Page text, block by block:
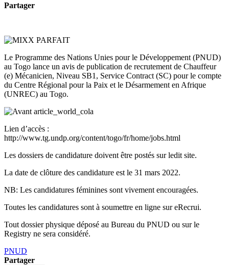
Partager
Le Programme des Nations Unies pour le Développement (PNUD)
au Togo lance un avis de publication de recrutement de Chauffeur
(e) Mécanicien, Niveau SB1, Service Contract (SC) pour le compte
du Centre Régional pour la Paix et le Désarmement en Afrique
(UNREC) au Togo.
Lien d’accès :
http://www.tg.undp.org/content/togo/fr/home/jobs.html
Les dossiers de candidature doivent être postés sur ledit site.
La date de clôture des candidature est le 31 mars 2022.
NB: Les candidatures féminines sont vivement encouragées.
Toutes les candidatures sont à soumettre en ligne sur eRecrui.
Tout dossier physique déposé au Bureau du PNUD ou sur le
Registry ne sera considéré.
PNUD
Partager